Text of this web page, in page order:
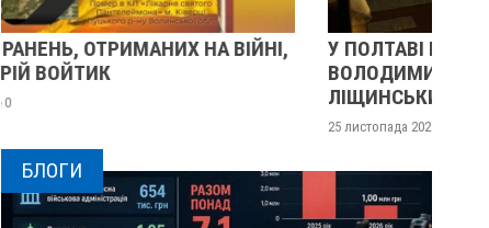
У ПОЛТАВІ ПОПРОЩАЛИСЯ ІЗ ВІЙСЬКОВИМИ
ВОЛОДИМИРОМ КАРЕНГІНИМ ТА ОЛЕГОМ
БЛОГИ